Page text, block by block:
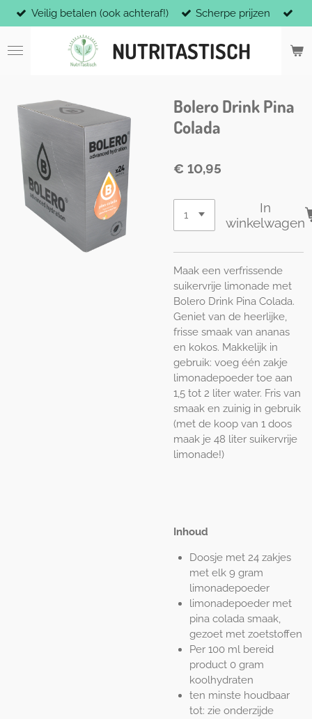
Ga
direct
naar
NUTRITASTISCH
Veilig betalen (ook achteraf!) Scherpe prijzen
Bolero Drink Pina
Colada
€ 10,95
In
winkelwagen
Maak een verfrissende
suikervrije limonade met
Bolero Drink Pina Colada.
Geniet van de heerlijke,
frisse smaak van ananas
en kokos. Makkelijk in
gebruik: voeg één zakje
limonadepoeder toe aan
1,5 tot 2 liter water. Fris van
smaak en zuinig in gebruik
(met de koop van 1 doos
maak je 48 liter suikervrije
limonade!)
Inhoud
Doosje met 24 zakjes
met elk 9 gram
limonadepoeder
limonadepoeder met
pina colada smaak,
gezoet met zoetstoffen
Per 100 ml bereid
product 0 gram
koolhydraten
ten minste houdbaar
tot: zie onderzijde